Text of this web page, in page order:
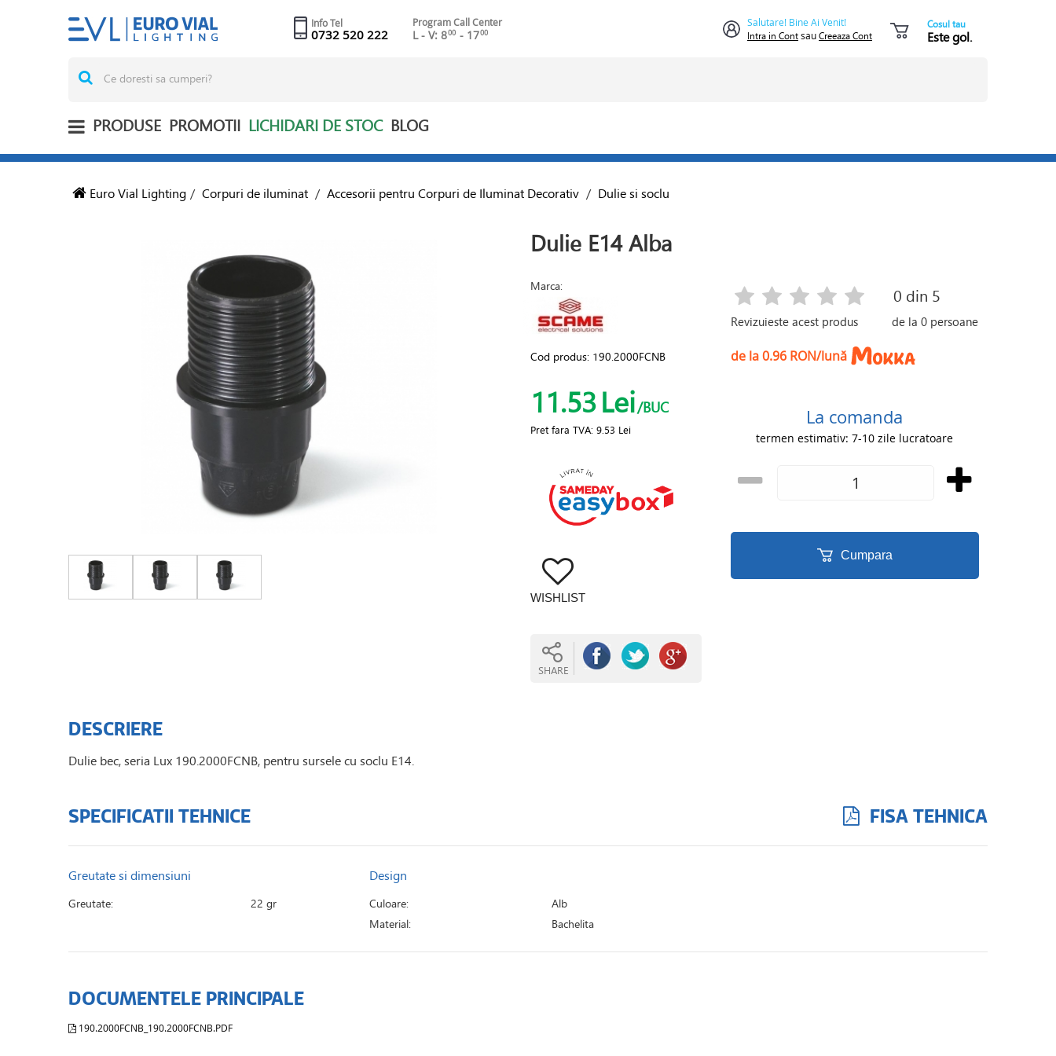
Info Tel
0732 520 222
Program Call Center
L - V: 800 - 1700
Salutare! Bine Ai Venit!
Intra in ContsauCreeaza Cont
Cosul tau
Este gol.
PRODUSE PROMOTII LICHIDARI DE STOC BLOG
Euro Vial Lighting / Corpuri de iluminat / Accesorii pentru Corpuri de Iluminat Decorativ / Dulie si soclu
Dulie E14 Alba
Marca:
Cod produs: 190.2000FCNB
11.53Lei/BUC
Pret fara TVA: 9.53 Lei
WISHLIST
SHARE
Revizuieste acest produs
0 din 5
de la0 persoane
de la 0.96 RON/lună
La comanda
termen estimativ: 7-10 zile lucratoare
Cumpara
DESCRIERE
Dulie bec, seria Lux 190.2000FCNB, pentru sursele cu soclu E14.
SPECIFICATII TEHNICE FISA TEHNICA
Greutate si dimensiuni
Greutate: 22 gr
Design
Culoare:
Alb
Material:
Bachelita
DOCUMENTELE PRINCIPALE
190.2000FCNB_190.2000FCNB.PDF